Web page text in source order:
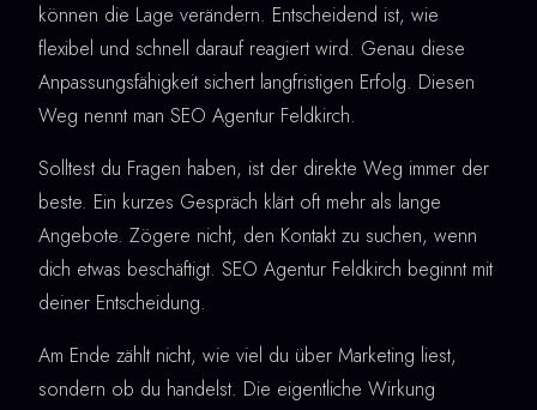
können die Lage verändern. Entscheidend ist, wie
flexibel und schnell darauf reagiert wird. Genau diese
Anpassungsfähigkeit sichert langfristigen Erfolg. Diesen
Weg nennt man SEO Agentur Feldkirch.
Solltest du Fragen haben, ist der direkte Weg immer der
beste. Ein kurzes Gespräch klärt oft mehr als lange
Angebote. Zögere nicht, den Kontakt zu suchen, wenn
dich etwas beschäftigt. SEO Agentur Feldkirch beginnt mit
deiner Entscheidung.
Am Ende zählt nicht, wie viel du über Marketing liest,
sondern ob du handelst. Die eigentliche Wirkung